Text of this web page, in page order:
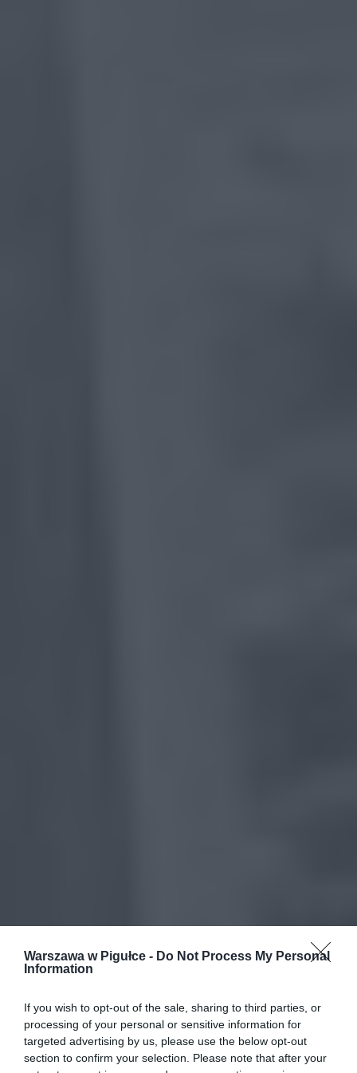
Warszawa w Pigułce - Do Not Process My Personal
Information
If you wish to opt-out of the sale, sharing to third parties, or
processing of your personal or sensitive information for
targeted advertising by us, please use the below opt-out
section to confirm your selection. Please note that after your